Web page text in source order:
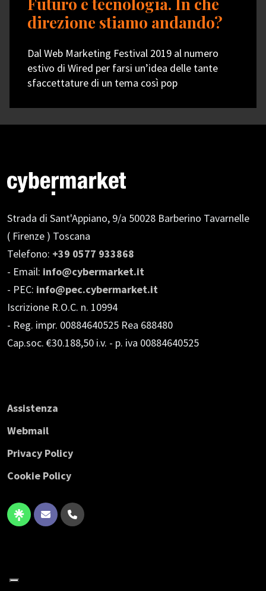
direzione stiamo andando?
Dal Web Marketing Festival 2019 al numero
estivo di Wired per farsi un’idea delle tante
sfaccettature di un tema così pop
Strada di Sant'Appiano, 9/a 50028 Barberino Tavarnelle
( Firenze ) Toscana
Telefono: +39 0577 933868
- Email: info@cybermarket.it
- PEC: info@pec.cybermarket.it
Iscrizione R.O.C. n. 10994
- Reg. impr. 00884640525 Rea 688480
Cap.soc. €30.188,50 i.v. - p. iva 00884640525
Assistenza
Webmail
Privacy Policy
Cookie Policy